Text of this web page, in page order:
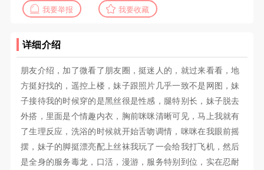
我要举报 我要收藏
详细介绍
朋友介绍，加了微看了朋友圈，挺迷人的，就过来看看，地
方挺好找的，遥控上楼，妹子跟照片几乎一致不是网图，妹
子接待我的时候穿的是黑丝很是性感，腿特别长，妹子脱去
外搭，里面是个情趣内衣，胸前咪咪清晰可见，马上我就有
了生理反应，洗浴的时候就开始舌吻调情，咪咪在我眼前摇
摆，妹子的脚挺漂亮配上丝袜我玩了一会给我打飞机，然后
是全身的服务毒龙，口活，漫游，服务特别到位，实在忍耐